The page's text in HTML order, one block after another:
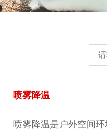
喷雾降温
喷雾降温是户外空间